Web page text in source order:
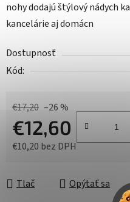
nohy dodajú štýlový nádych
kancelárie aj domácn
Dostupnosť
Kód:
€17,20 –26 %
€12,60
€10,20 bez DPH
Tlač Opýtať sa